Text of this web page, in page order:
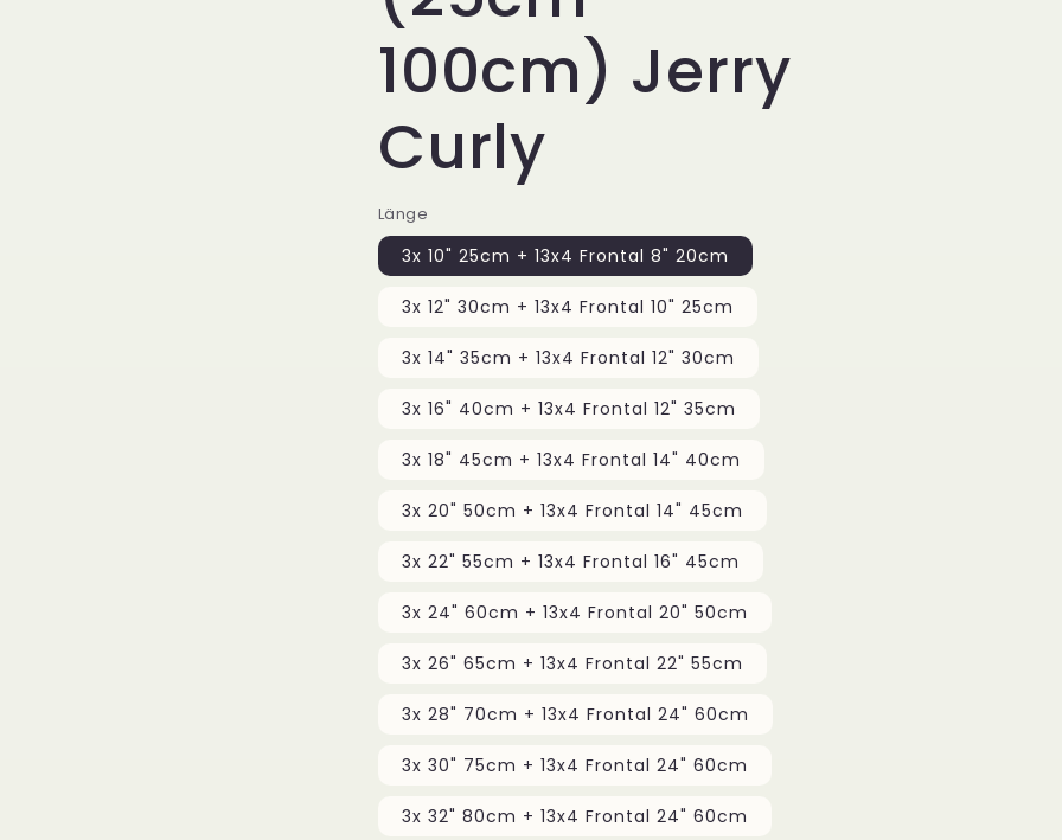
100cm) Jerry
Curly
Länge
3x 10" 25cm + 13x4 Frontal 8" 20cm
3x 12" 30cm + 13x4 Frontal 10" 25cm
3x 14" 35cm + 13x4 Frontal 12" 30cm
3x 16" 40cm + 13x4 Frontal 12" 35cm
3x 18" 45cm + 13x4 Frontal 14" 40cm
3x 20" 50cm + 13x4 Frontal 14" 45cm
3x 22" 55cm + 13x4 Frontal 16" 45cm
3x 24" 60cm + 13x4 Frontal 20" 50cm
3x 26" 65cm + 13x4 Frontal 22" 55cm
3x 28" 70cm + 13x4 Frontal 24" 60cm
3x 30" 75cm + 13x4 Frontal 24" 60cm
3x 32" 80cm + 13x4 Frontal 24" 60cm